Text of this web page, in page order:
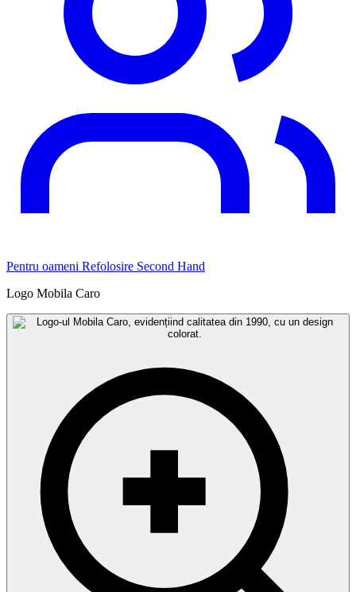
Pentru oameni Refolosire Second Hand
Logo Mobila Caro